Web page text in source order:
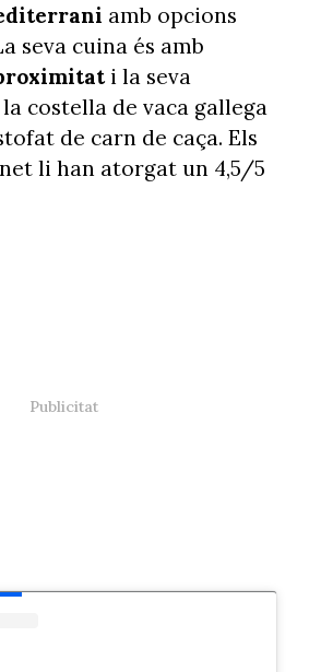
amb opcions
seva cuina és amb
i la seva
costella de vaca gallega
de carn de caça. Els
li han atorgat un 4,5/5